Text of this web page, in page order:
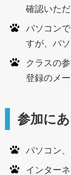
確認いただ
パソコン
すが、パ
クラスの
登録のメ
参加に
パソコン
インター